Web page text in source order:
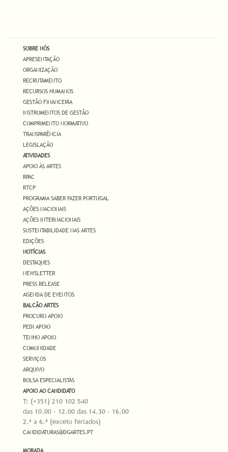
SOBRE NÓS
APRESENTAÇÃO
ORGANIZAÇÃO
RECRUTAMENTO
RECURSOS HUMANOS
GESTÃO FINANCEIRA
INSTRUMENTOS DE GESTÃO
CUMPRIMENTO NORMATIVO
TRANSPARÊNCIA
LEGISLAÇÃO
ATIVIDADES
APOIO ÀS ARTES
RPAC
RTCP
PROGRAMA SABER FAZER PORTUGAL
AÇÕES NACIONAIS
AÇÕES INTERNACIONAIS
SUSTENTABILIDADE NAS ARTES
EDIÇÕES
NOTÍCIAS
DESTAQUES
NEWSLETTER
PRESS RELEASE
AGENDA DE EVENTOS
BALCÃO ARTES
PROCURO APOIO
PEDI APOIO
TENHO APOIO
COMUNIDADE
SERVIÇOS
ARQUIVO
BOLSA ESPECIALISTAS
APOIO AO CANDIDATO
T: (+351) 210 102 540
das 10.00 - 12.00 das 14.30 - 16.00
2.ª a 6.ª (exceto feriados)
CANDIDATURAS@DGARTES.PT
MORADA